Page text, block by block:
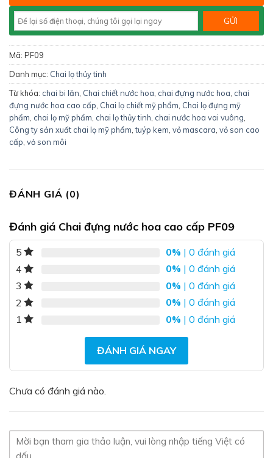
Mã: PF09
Danh mục: Chai lọ thủy tinh
Từ khóa: chai bi lăn, Chai chiết nước hoa, chai đựng nước hoa, chai
đựng nước hoa cao cấp, Chai lọ chiết mỹ phẩm, Chai lọ đựng mỹ
phẩm, chai lọ mỹ phẩm, chai lọ thủy tinh, chai nước hoa vai vuông,
Công ty sản xuất chai lọ mỹ phẩm,tuýp kem, vỏ mascara, vỏ son cao
cấp, vỏ son môi
ĐÁNH GIÁ (0)
Đánh giá Chai đựng nước hoa cao cấp PF09
5 0% | 0 đánh giá
4
0% | 0 đánh giá
3
0% | 0 đánh giá
2
0% | 0 đánh giá
1
0% | 0 đánh giá
ĐÁNH GIÁ NGAY
Chưa có đánh giá nào.